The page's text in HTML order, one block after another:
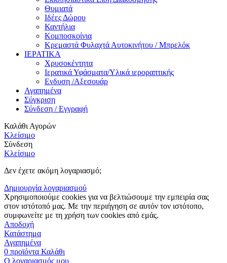
Θυμιατά
Ιδέες Δώρου
Καντήλια
Κομποσκοίνια
Κρεμαστά Φυλαχτά Αυτοκινήτου / Μπρελόκ
ΙΕΡΑΤΙΚΑ
Χρυσοκέντητα
Ιερατικά Υφάσματα/Υλικά ιεροραπτικής
Ενδυση /Αξεσουάρ
Αγαπημένα
Σύγκριση
Σύνδεση / Εγγραφή
Καλάθι Αγορών
Κλείσιμο
Σύνδεση
Κλείσιμο
Δεν έχετε ακόμη λογαριασμό;
Δημιουργία λογαριασμού
Χρησιμοποιούμε cookies για να βελτιώσουμε την εμπειρία σας
στον ιστότοπό μας. Με την περιήγηση σε αυτόν τον ιστότοπο,
συμφωνείτε με τη χρήση των cookies από εμάς.
Αποδοχή
Κατάστημα
Αγαπημένα
0 προϊόντα Καλάθι
Ο λογαριασμός μου